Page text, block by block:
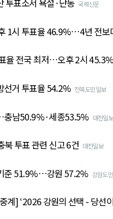
투표소서 욕설·난동 국제신문
1시 투표율 46.9%…4년 전
율 전국 최저…오후 2시 45.3%
선거 투표율 54.2% 전북도민일보
남50.9%·세종53.5% 대전일보
투표 관련 신고 6건 대전일보
준 51.9%…강원 57.2% 강원도
계] ‘2026 강원의 선택 - 당선